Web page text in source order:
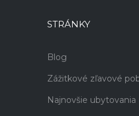
STRÁNKY
Blog
Zážitkové zľavové
Najnovšie ubytovania